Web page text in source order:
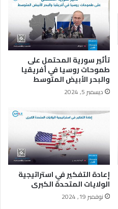
تأثير سورية المحتمل على
طموحات روسيا في أفريقيا
والبحر الأبيض المتوسط
ديسمبر 5, 2024
إعادة التفكير في استراتيجية
الولايات المتحدة الكبرى
نوفمبر 19, 2024